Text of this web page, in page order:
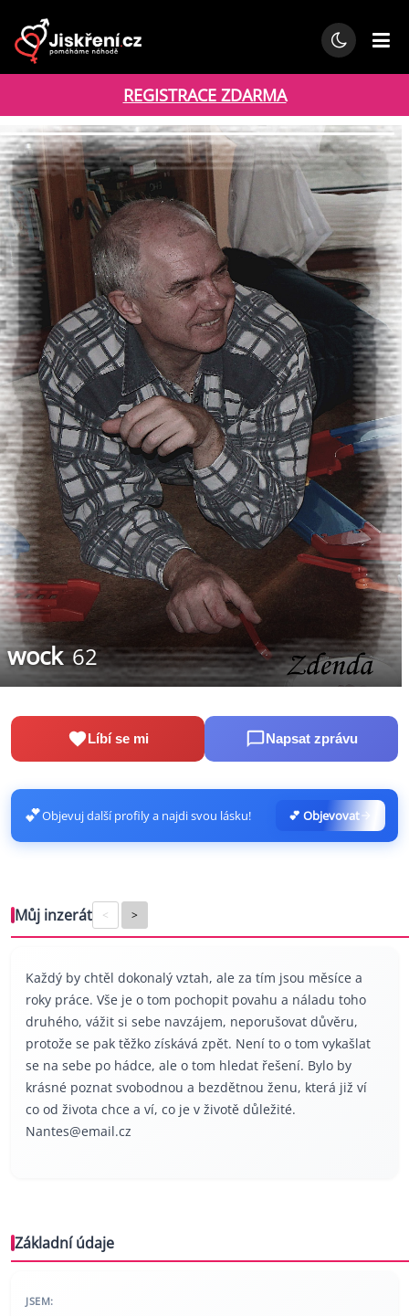
REGISTRACE ZDARMA
wock 62
Líbí se mi Napsat zprávu
💕Objevuj další profily a najdi svou lásku! 💕 Objevovat
Můj inzerát < >
Každý by chtěl dokonalý vztah, ale za tím jsou měsíce a
roky práce. Vše je o tom pochopit povahu a náladu toho
druhého, vážit si sebe navzájem, neporušovat důvěru,
protože se pak těžko získává zpět. Není to o tom vykašlat
se na sebe po hádce, ale o tom hledat řešení. Bylo by
krásné poznat svobodnou a bezdětnou ženu, která již ví
co od života chce a ví, co je v životě důležité.
Nantes@email.cz
Základní údaje
JSEM: